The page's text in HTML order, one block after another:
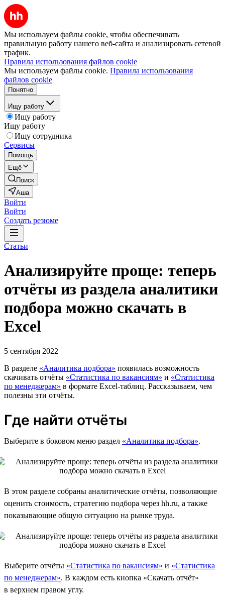
Мы используем файлы cookie, чтобы обеспечивать
правильную работу нашего веб-сайта и анализировать сетевой
трафик.
Правила использования файлов cookie
Мы используем файлы cookie. Правила использования
файлов cookie
Понятно
Ищу работу
Ищу работу
Ищу работу
Ищу сотрудника
Сервисы
Помощь
Ещё
Поиск
Аша
Войти
Войти
Создать резюме
Статьи
Анализируйте проще: теперь
отчёты из раздела аналитики
подбора можно скачать в
Excel
5 сентября 2022
В разделе «Аналитика подбора» появилась возможность
скачивать отчёты «Статистика по вакансиям» и «Статистика
по менеджерам» в формате Excel-таблиц. Рассказываем, чем
полезны эти отчёты.
Где найти отчёты
Выберите в боковом меню раздел «Аналитика подбора».
В этом разделе собраны аналитические отчёты, позволяющие
оценить стоимость, стратегию подбора через hh.ru, а также
показывающие общую ситуацию на рынке труда.
Выберите отчёты «Статистика по вакансиям» и «Статистика
по менеджерам». В каждом есть кнопка «Скачать отчёт»
в верхнем правом углу.